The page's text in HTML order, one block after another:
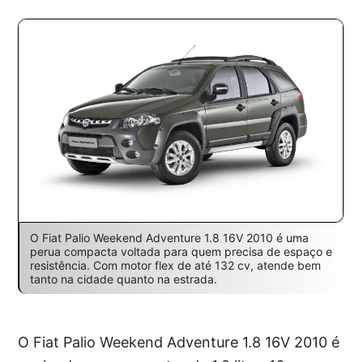
O Fiat Palio Weekend Adventure 1.8 16V 2010 é uma
perua compacta voltada para quem precisa de espaço e
resistência. Com motor flex de até 132 cv, atende bem
tanto na cidade quanto na estrada.
O Fiat Palio Weekend Adventure 1.8 16V 2010 é